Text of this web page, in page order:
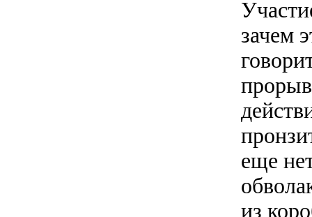
зачем
еще
из